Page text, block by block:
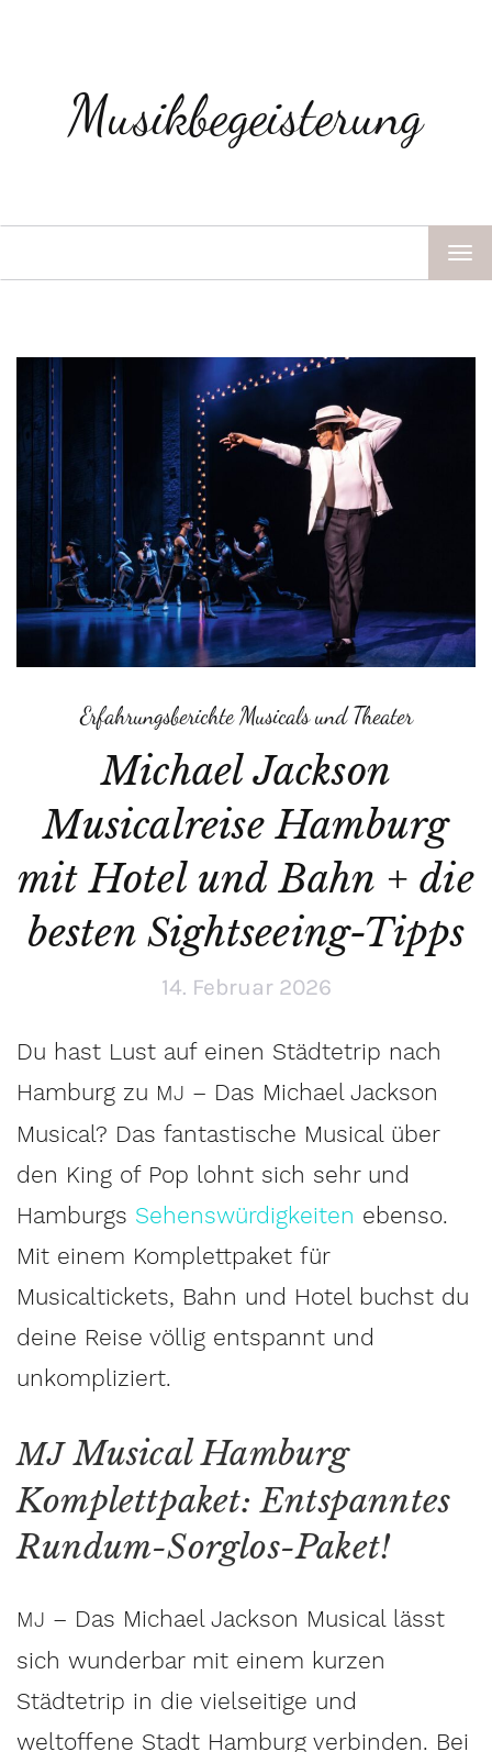
Musikbegeisterung
Erfahrungsberichte Musicals und Theater
Michael Jackson
Musicalreise Hamburg
mit Hotel und Bahn + die
besten Sightseeing-Tipps
14. Februar 2026
Du hast Lust auf einen Städtetrip nach
Hamburg zu MJ – Das Michael Jackson
Musical? Das fantastische Musical über
den King of Pop lohnt sich sehr und
Hamburgs Sehenswürdigkeiten ebenso.
Mit einem Komplettpaket für
Musicaltickets, Bahn und Hotel buchst du
deine Reise völlig entspannt und
unkompliziert.
MJMusical Hamburg
Komplettpaket: Entspanntes
Rundum-Sorglos-Paket!
MJ – Das Michael Jackson Musical lässt
sich wunderbar mit einem kurzen
Städtetrip in die vielseitige und
weltoffene Stadt Hamburg verbinden. Bei